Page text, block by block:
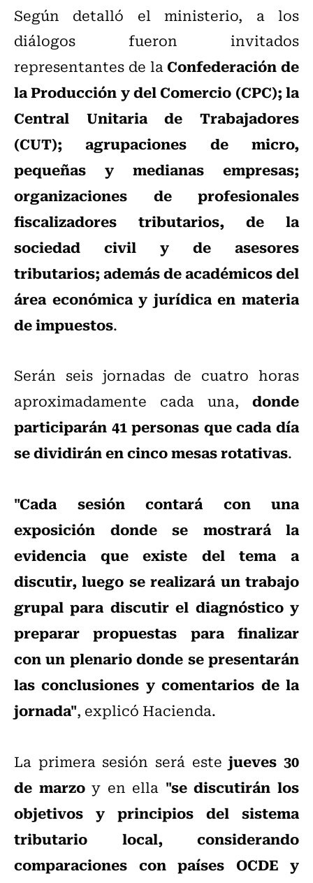
Según detalló el ministerio, a los
diálogos fueron invitados
representantes de laConfederación de
la Producción y del Comercio (CPC); la
Central Unitaria de Trabajadores
(CUT); agrupaciones de micro,
pequeñas y medianas empresas;
organizaciones de profesionales
fiscalizadores tributarios, de la
sociedad civil y de asesores
tributarios; además de académicos del
área económica y jurídica en materia
de impuestos.
Serán seis jornadas de cuatro horas
aproximadamente cada una, donde
participarán 41 personas que cada día
se dividirán en cinco mesas rotativas.
"Cada sesión contará con una
exposición donde se mostrará la
evidencia que existe del tema a
discutir, luego se realizará un trabajo
grupal para discutir el diagnóstico y
preparar propuestas para finalizar
con un plenario donde se presentarán
las conclusiones y comentarios de la
jornada", explicó Hacienda.
La primera sesión será estejueves 30
de marzoy en ella "se discutirán los
objetivos y principios del sistema
tributario local, considerando
comparaciones con países OCDE y